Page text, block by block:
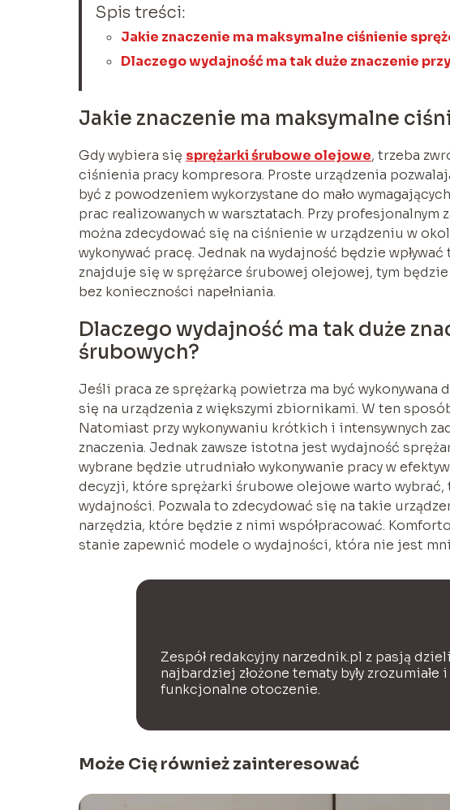
Spis treści:
Jakie znaczenie ma maksymalne ciśnienie
Dlaczego wydajność ma tak duże znaczenie
Jakie znaczenie ma maksymalne
Gdy wybiera się sprężarki śrubowe olejowe, trzeba
ciśnienia pracy kompresora. Proste urządzenia
być z powodzeniem wykorzystane do mało
prac realizowanych w warsztatach. Przy
można zdecydować się na ciśnienie w urządzeniu w
wykonywać pracę. Jednak na wydajność będzie
znajduje się w sprężarce śrubowej olejowej, tym
bez konieczności napełniania.
Dlaczego wydajność ma tak duże
śrubowych?
Jeśli praca ze sprężarką powietrza ma być wykonywana
się na urządzenia z większymi zbiornikami. W ten
Natomiast przy wykonywaniu krótkich i intensywnych
znaczenia. Jednak zawsze istotna jest wydajność
wybrane będzie utrudniało wykonywanie pracy w
decyzji, które sprężarki śrubowe olejowe warto
wydajności. Pozwala to zdecydować się na takie
narzędzia, które będzie z nimi współpracować.
stanie zapewnić modele o wydajności, która nie jest
Zespół redakcyjny narzednik.pl z pasją
najbardziej złożone tematy były
funkcjonalne otoczenie.
Może Cię również zainteresować